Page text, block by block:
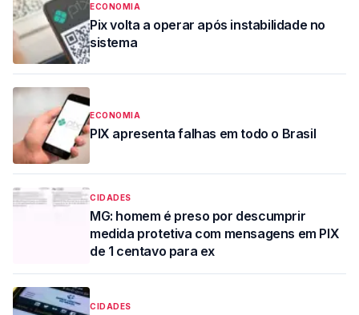
ECONOMIA
Pix volta a operar após instabilidade no
sistema
ECONOMIA
PIX apresenta falhas em todo o Brasil
CIDADES
MG: homem é preso por descumprir
medida protetiva com mensagens em PIX
de 1 centavo para ex
CIDADES